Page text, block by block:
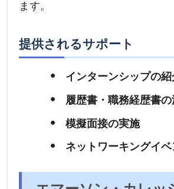
ます。
提供されるサポート
インターンシップの紹
履歴書・職務経歴書の
模擬面接の実施
ネットワーキングイ